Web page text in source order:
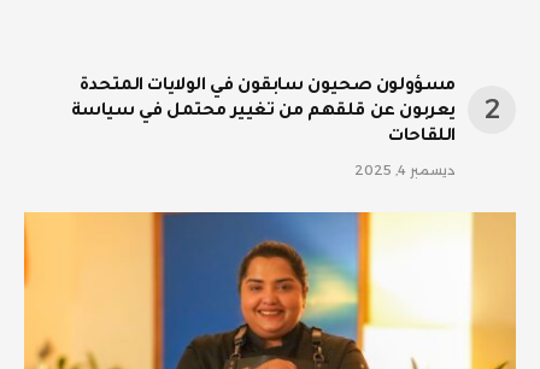
مسؤولون صحيون سابقون في الولايات المتحدة
يعربون عن قلقهم من تغيير محتمل في سياسة
اللقاحات
ديسمبر 4, 2025